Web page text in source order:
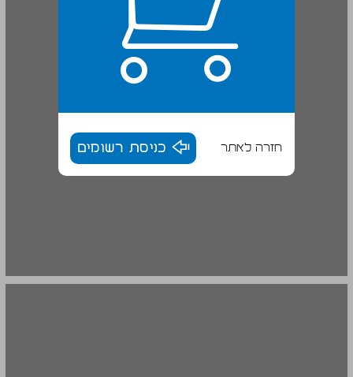
חזרה לאתר כניסת רשומים